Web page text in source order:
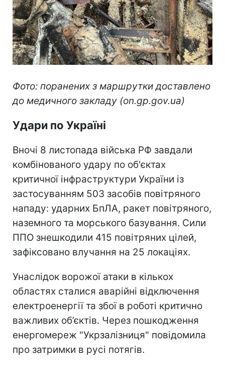
Фото: поранених з маршрутки доставлено
до медичного закладу (on.gp.gov.ua)
Удари по Україні
Вночі 8 листопада війська РФ завдали
комбінованого удару по об'єктах
критичної інфраструктури України із
застосуванням 503 засобів повітряного
нападу: ударних БпЛА, ракет повітряного,
наземного та морського базування. Сили
ППО знешкодили 415 повітряних цілей,
зафіксовано влучання на 25 локаціях.
Унаслідок ворожої атаки в кількох
областях сталися аварійні відключення
електроенергії та збої в роботі критично
важливих об’єктів. Через пошкодження
енергомереж "Укрзалізниця" повідомила
про затримки в русі потягів.